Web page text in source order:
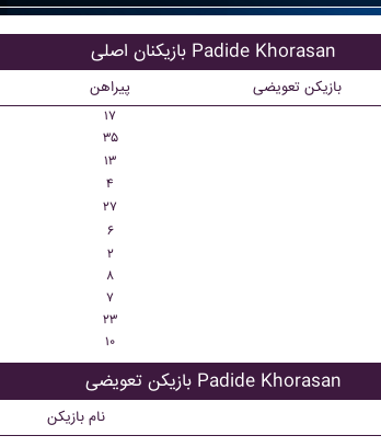
بازیکنان اصلی Padide Khorasan
پیراهن بازیکن تعویضی
۱۷
۳۵
۱۳
۴
۲۷
۶
۲
۸
۷
۲۳
۱۰
بازیکن تعویضی Padide Khorasan
نام بازیکن